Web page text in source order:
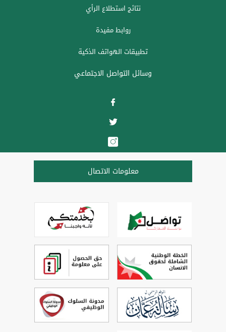
نتائج استطلاع الرأي
روابط مفيدة
تطبيقات الهواتف الذكية
وسائل التواصل الاجتماعي
معلومات الاتصال